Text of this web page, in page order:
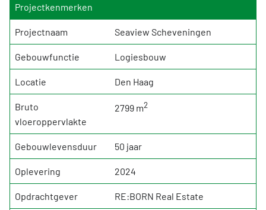
Projectkenmerken
Projectnaam Seaview Scheveningen
Gebouwfunctie Logiesbouw
Locatie Den Haag
Bruto
vloeroppervlakte
2799 m2
Gebouwlevensduur 50 jaar
Oplevering 2024
Opdrachtgever RE:BORN Real Estate